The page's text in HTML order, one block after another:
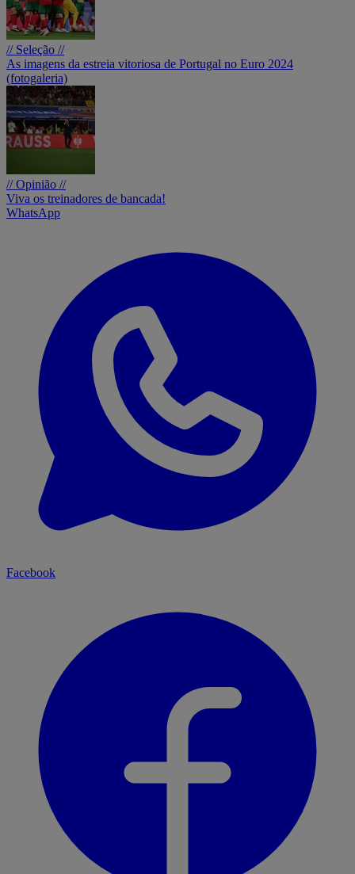
// Seleção //
As imagens da estreia vitoriosa de Portugal no Euro 2024
(fotogaleria)
// Opinião //
Viva os treinadores de bancada!
WhatsApp
Facebook